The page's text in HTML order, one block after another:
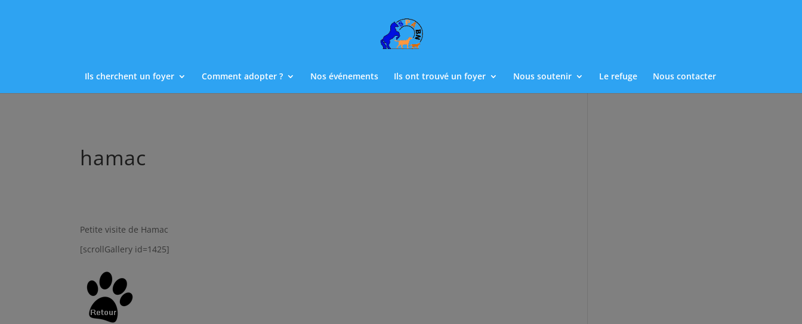
Ils cherchent un foyer Comment adopter ? Nos événements Ils ont trouvé un foyer Nous soutenir Le refuge Nous contacter
hamac
Petite visite de Hamac
[scrollGallery id=1425]